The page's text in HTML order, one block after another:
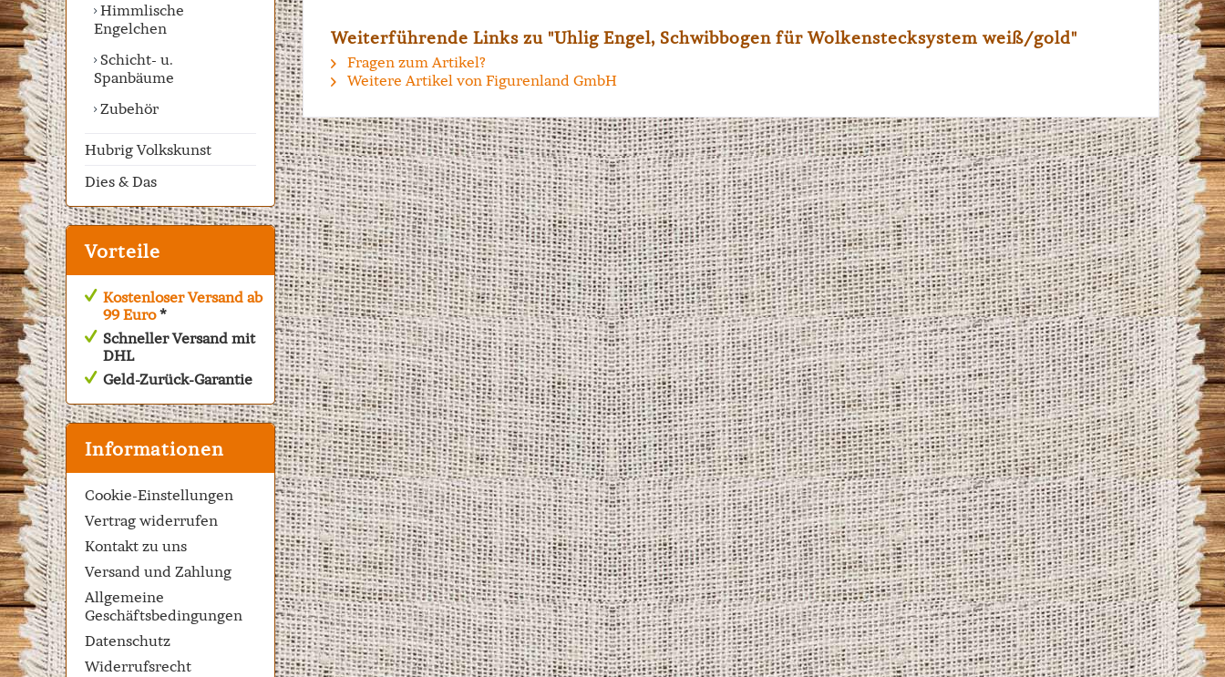
Himmlische
Engelchen
Schicht- u.
Spanbäume
Zubehör
Hubrig Volkskunst
Dies & Das
Vorteile
Kostenloser Versand ab
99 Euro*
Schneller Versand mit
DHL
Geld-Zurück-Garantie
Informationen
Cookie-Einstellungen
Vertrag widerrufen
Kontakt zu uns
Versand und Zahlung
Allgemeine
Geschäftsbedingungen
Datenschutz
Widerrufsrecht
Weiterführende Links zu "Uhlig Engel, Schwibbogen für Wolkenstecksystem weiß/gold"
Fragen zum Artikel?
Weitere Artikel von Figurenland GmbH